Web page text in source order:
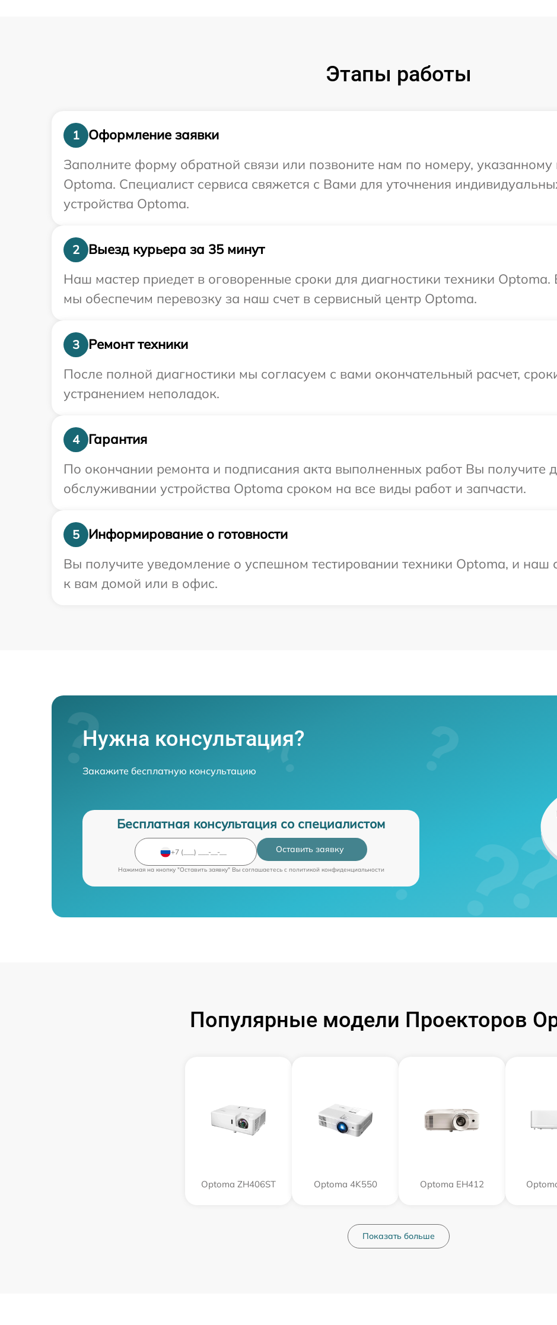
Этапы работы
1
Оформление заявки
Заполните форму обратной связи или позвоните нам по номеру, указанному
Optoma. Специалист сервиса свяжется с Вами для уточнения
устройства Optoma.
2
Выезд курьера за 35 минут
Наш мастер приедет в оговоренные сроки для диагностики техники
мы обеспечим перевозку за наш счет в сервисный центр Optoma.
3
Ремонт техники
После полной диагностики мы согласуем с вами окончательный расчет,
устранением неполадок.
4
Гарантия
По окончании ремонта и подписания акта выполненных работ Вы получите
обслуживании устройства Optoma сроком на все виды работ и запчасти.
5
Информирование о готовности
Вы получите уведомление о успешном тестировании техники Optoma, и наш
к вам домой или в офис.
Нужна консультация?
Закажите бесплатную консультацию
Бесплатная консультация со специалистом
Оставить заявку
Нажимая на кнопку "Оставить заявку" Вы соглашаетесь c политикой конфиденциальности
Популярные модели Проекторов
Optoma ZH406ST Optoma 4K550 Optoma EH412
Показать больше